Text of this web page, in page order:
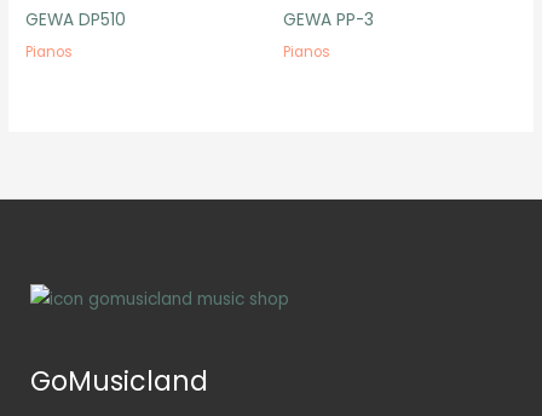
GEWA DP510
Pianos
GEWA PP-3
Pianos
GoMusicland